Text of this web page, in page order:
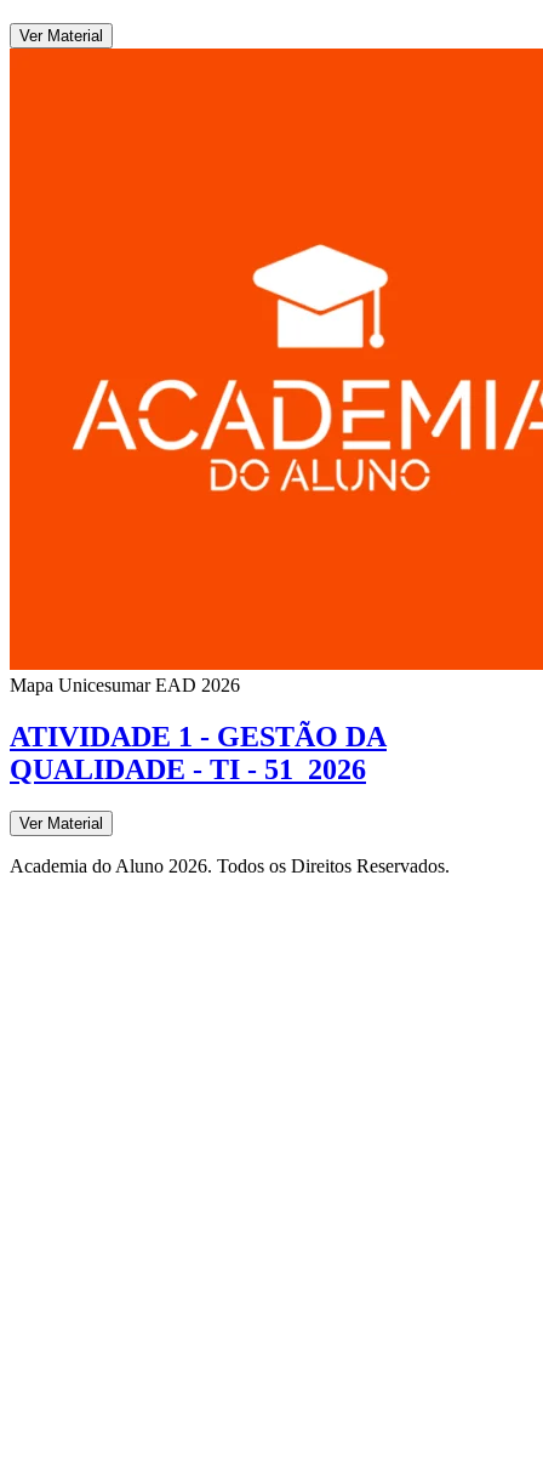
Ver Material
Mapa Unicesumar EAD 2026
ATIVIDADE 1 - GESTÃO DA
QUALIDADE - TI - 51_2026
Ver Material
Academia do Aluno 2026. Todos os Direitos Reservados.